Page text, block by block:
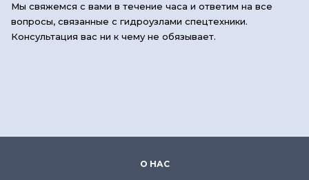
Мы свяжемся с вами в течение часа и ответим на все
вопросы, связанные с гидроузлами спецтехники.
Консультация вас ни к чему не обязывает.
О НАС